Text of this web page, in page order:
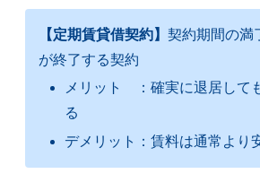
【定期賃貸借契約】 契約期間の満
が終了する契約
メリット ：確実に退居して
る
デメリット：賃料は通常より